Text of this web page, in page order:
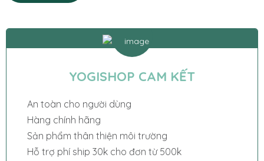
YOGISHOP CAM KẾT
An toàn cho người dùng
Hàng chính hãng
Sản phẩm thân thiện môi trường
Hỗ trợ phí ship 30k cho đơn từ 500k